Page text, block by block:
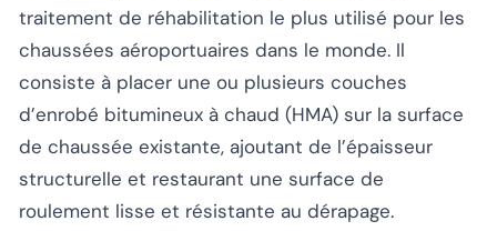
traitement de réhabilitation le plus utilisé pour les
chaussées aéroportuaires dans le monde. Il
consiste à placer une ou plusieurs couches
d’enrobé bitumineux à chaud (HMA) sur la surface
de chaussée existante, ajoutant de l’épaisseur
structurelle et restaurant une surface de
roulement lisse et résistante au dérapage.